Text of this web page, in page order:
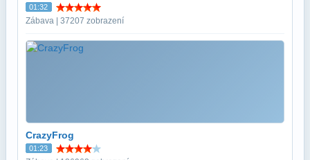
01:32
Zábava | 37207 zobrazení
CrazyFrog
01:23